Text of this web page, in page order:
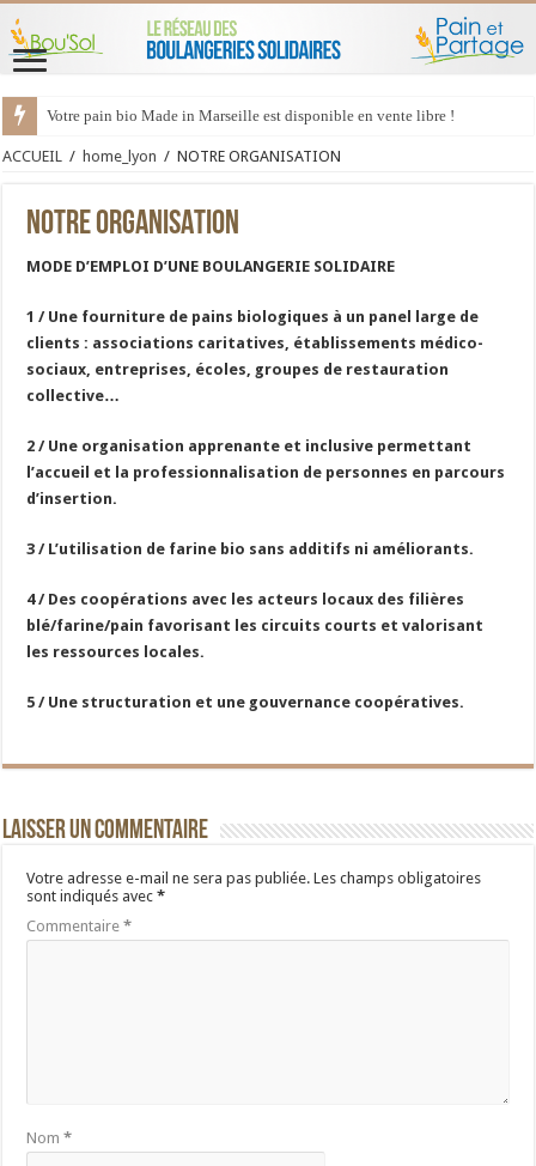
Votre pain bio Made in Marseille est disponible en vente libre !
ACCUEIL / home_lyon / NOTRE ORGANISATION
NOTRE ORGANISATION
MODE D’EMPLOI D’UNE BOULANGERIE SOLIDAIRE
1 / Une fourniture de pains biologiques à un panel large de
clients : associations caritatives, établissements médico-
sociaux, entreprises, écoles, groupes de restauration
collective…
2 / Une organisation apprenante et inclusive permettant
l’accueil et la professionnalisation de personnes en parcours
d’insertion.
3 / L’utilisation de farine bio sans additifs ni améliorants.
4 / Des coopérations avec les acteurs locaux des filières
blé/farine/pain favorisant les circuits courts et valorisant
les ressources locales.
5 / Une structuration et une gouvernance coopératives.
Laisser un commentaire
Votre adresse e-mail ne sera pas publiée. Les champs obligatoires
sont indiqués avec*
Commentaire*
Nom*